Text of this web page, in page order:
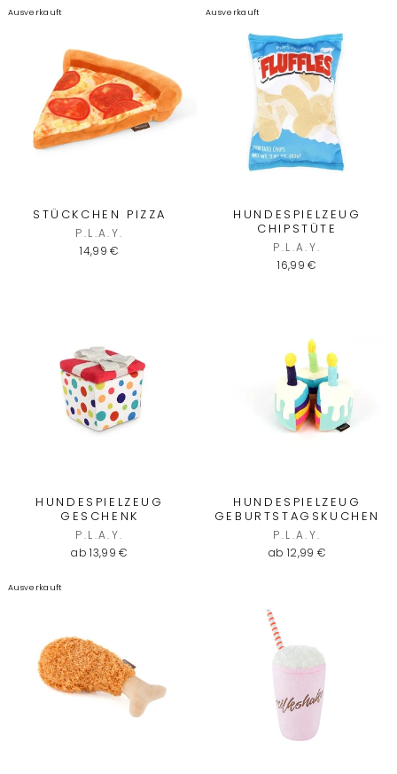
Ausverkauft
STÜCKCHEN PIZZA
P.L.A.Y.
14,99 €
Ausverkauft
HUNDESPIELZEUG
CHIPSTÜTE
P.L.A.Y.
16,99 €
HUNDESPIELZEUG
GESCHENK
P.L.A.Y.
ab 13,99 €
HUNDESPIELZEUG
GEBURTSTAGSKUCHEN
P.L.A.Y.
ab 12,99 €
Ausverkauft